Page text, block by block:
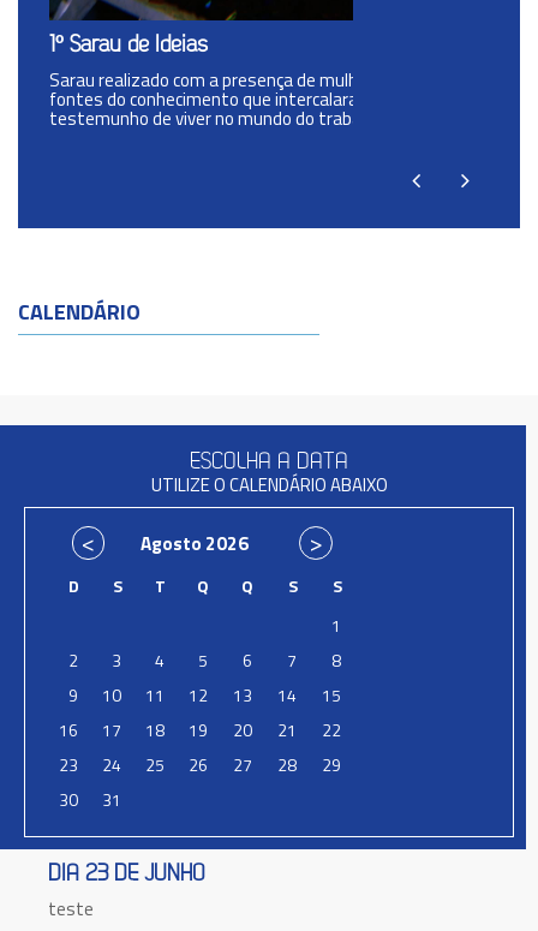
1º Sarau de Ideias
Sarau realizado com a presença de mulheres de diversas
fontes do conhecimento que intercalaram o
testemunho de viver no mundo do trabalho.
CALENDÁRIO
ESCOLHA A DATA
UTILIZE O CALENDÁRIO ABAIXO
Agosto 2026
D S T Q Q S
S
1
2
3 4 5 6 7
8
9
10 11 12 13 14
15
16
17 18 19 20 21
22
23
24 25 26 27 28
29
30
31
DIA 23 DE JUNHO
teste